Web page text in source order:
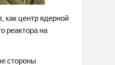
как центр ядерной
реактора на
стороны